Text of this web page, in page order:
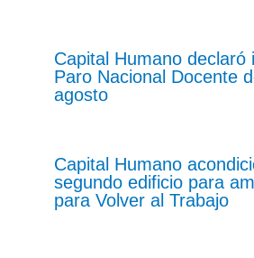
Capital Humano declaró
Paro Nacional Docente
agosto
Capital Humano
segundo edificio para
para Volver al Trabajo